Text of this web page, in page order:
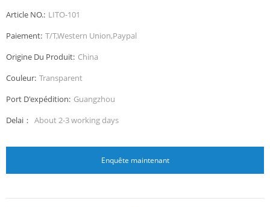
Article NO.: LITO-101
Paiement: T/T,Western Union,Paypal
Origine Du Produit: China
Couleur: Transparent
Port D'expédition: Guangzhou
Delai： About 2-3 working days
Enquête maintenant